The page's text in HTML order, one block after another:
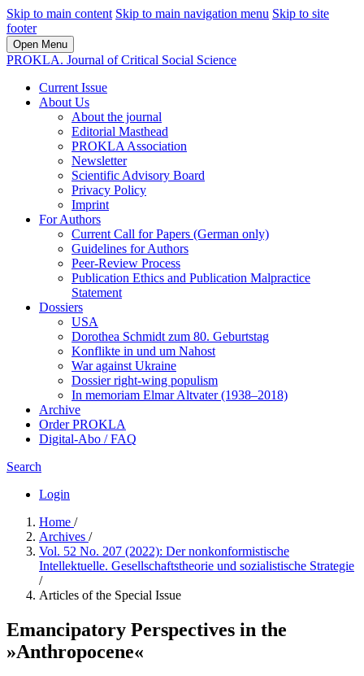
Skip to main content Skip to main navigation menu Skip to site
footer
Open Menu
PROKLA. Journal of Critical Social Science
Current Issue
About Us
About the journal
Editorial Masthead
PROKLA Association
Newsletter
Scientific Advisory Board
Privacy Policy
Imprint
For Authors
Current Call for Papers (German only)
Guidelines for Authors
Peer-Review Process
Publication Ethics and Publication Malpractice
Statement
Dossiers
USA
Dorothea Schmidt zum 80. Geburtstag
Konflikte in und um Nahost
War against Ukraine
Dossier right-wing populism
In me­mo­ri­am Elmar Altvater (1938–2018)
Archive
Order PROKLA
Digital-Abo / FAQ
Search
Login
Home /
Archives /
Vol. 52 No. 207 (2022): Der nonkonformistische
Intellektuelle. Gesellschaftstheorie und sozialistische Strategie
/
Articles of the Special Issue
Emancipatory Perspectives in the
»Anthropocene«